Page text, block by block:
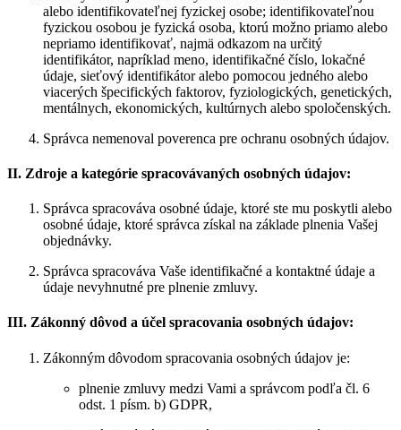
alebo identifikovateľnej fyzickej osobe; identifikovateľnou
fyzickou osobou je fyzická osoba, ktorú možno priamo alebo
nepriamo identifikovať, najmä odkazom na určitý
identifikátor, napríklad meno, identifikačné číslo, lokačné
údaje, sieťový identifikátor alebo pomocou jedného alebo
viacerých špecifických faktorov, fyziologických, genetických,
mentálnych, ekonomických, kultúrnych alebo spoločenských.
Správca nemenoval poverenca pre ochranu osobných údajov.
II. Zdroje a kategórie spracovávaných osobných údajov:
Správca spracováva osobné údaje, ktoré ste mu poskytli alebo
osobné údaje, ktoré správca získal na základe plnenia Vašej
objednávky.
Správca spracováva Vaše identifikačné a kontaktné údaje a
údaje nevyhnutné pre plnenie zmluvy.
III. Zákonný dôvod a účel spracovania osobných údajov:
Zákonným dôvodom spracovania osobných údajov je:
plnenie zmluvy medzi Vami a správcom podľa čl. 6
odst. 1 písm. b) GDPR,